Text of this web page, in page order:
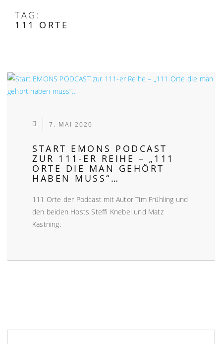
TAG:
111 ORTE
7. MAI 2020
START EMONS PODCAST
ZUR 111-ER REIHE – „111
ORTE DIE MAN GEHÖRT
HABEN MUSS“…
111 Orte der Podcast mit Autor Tim Frühling und
den beiden Hosts Steffi Knebel und Matz
Kastning.